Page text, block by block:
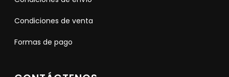
Condiciones de venta
Formas de pago